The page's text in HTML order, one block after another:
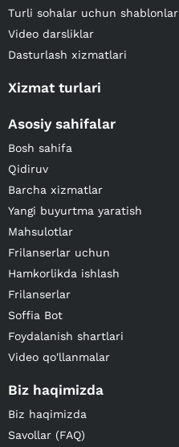
Turli sohalar uchun shablonlar
Video darsliklar
Dasturlash xizmatlari
Xizmat turlari
Asosiy sahifalar
Bosh sahifa
Qidiruv
Barcha xizmatlar
Yangi buyurtma yaratish
Mahsulotlar
Frilanserlar uchun
Hamkorlikda ishlash
Frilanserlar
Soffia Bot
Foydalanish shartlari
Video qo'llanmalar
Biz haqimizda
Biz haqimizda
Savollar (FAQ)